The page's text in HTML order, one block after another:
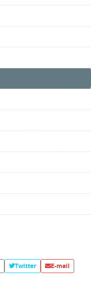
Twitter E-mail